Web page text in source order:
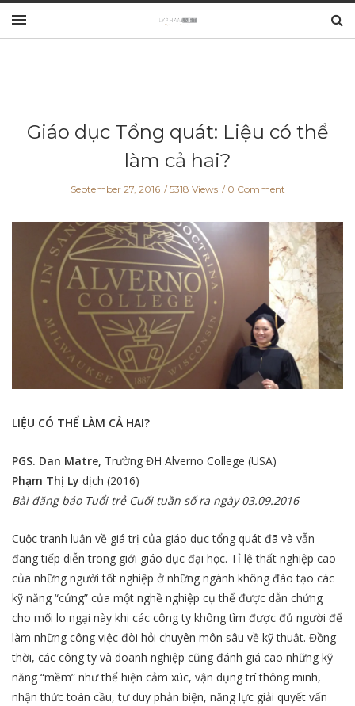
Giáo dục Tổng quát: Liệu có thể
làm cả hai?
September 27, 2016 5318 Views 0 Comment
LIỆU CÓ THỂ LÀM CẢ HAI?
PGS. Dan Matre, Trường ĐH Alverno College (USA)
Phạm Thị Ly dịch (2016)
Bài đăng báo Tuổi trẻ Cuối tuần số ra ngày 03.09.2016
Cuộc tranh luận về giá trị của giáo dục tổng quát đã và vẫn
đang tiếp diễn trong giới giáo dục đại học. Tỉ lệ thất nghiệp cao
của những người tốt nghiệp ở những ngành không đào tạo các
kỹ năng “cứng” của một nghề nghiệp cụ thể được dẫn chứng
cho mối lo ngại này khi các công ty không tìm được đủ người để
làm những công việc đòi hỏi chuyên môn sâu về kỹ thuật. Đồng
thời, các công ty và doanh nghiệp cũng đánh giá cao những kỹ
năng “mềm” như thể hiện cảm xúc, vận dụng trí thông minh,
nhận thức toàn cầu, tư duy phản biện, năng lực giải quyết vấn